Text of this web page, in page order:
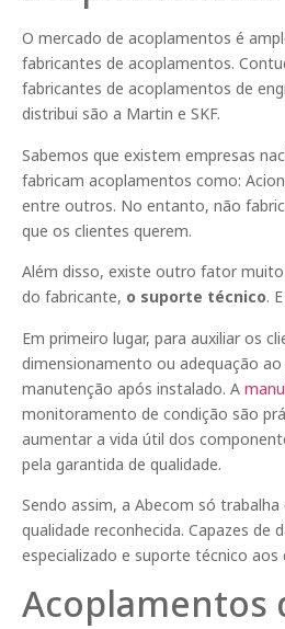
O mercado de acoplamentos é
fabricantes de acoplamentos.
fabricantes de acoplamentos de
distribui são a Martin e SKF.
Sabemos que existem empresas
fabricam acoplamentos como:
entre outros. No entanto, não
que os clientes querem.
Além disso, existe outro fator
do fabricante, o suporte técnico.
Em primeiro lugar, para auxiliar os
dimensionamento ou adequação
manutenção após instalado. A
monitoramento de condição são
aumentar a vida útil dos
pela garantida de qualidade.
Sendo assim, a Abecom só
qualidade reconhecida. Capazes de
especializado e suporte técnico aos
Acoplamentos